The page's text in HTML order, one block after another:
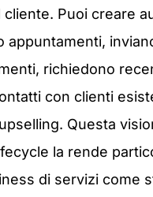
Puoi creare
appuntamenti,
richiedono
con clienti
Questa
la rende
di servizi come